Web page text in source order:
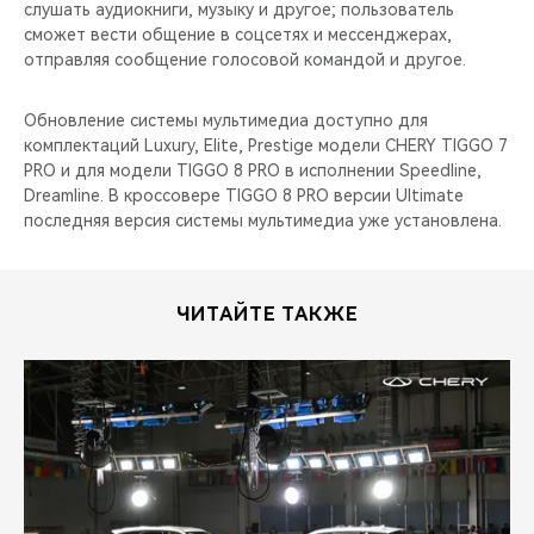
слушать аудиокниги, музыку и другое; пользователь
сможет вести общение в соцсетях и мессенджерах,
отправляя сообщение голосовой командой и другое.
Обновление системы мультимедиа доступно для
комплектаций Luxury, Elite, Prestige модели CHERY TIGGO 7
PRO и для модели TIGGO 8 PRO в исполнении Speedline,
Dreamline. В кроссовере TIGGO 8 PRO версии Ultimate
последняя версия системы мультимедиа уже установлена.
ЧИТАЙТЕ ТАКЖЕ